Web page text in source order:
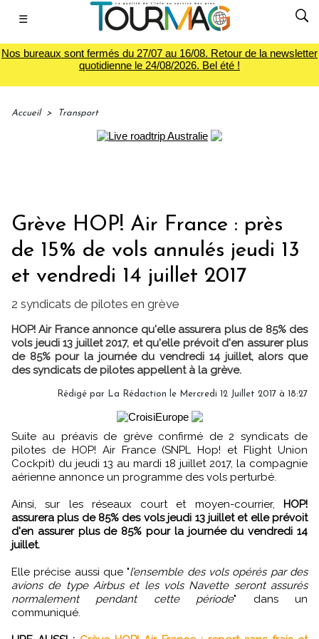
☰
Nos bureaux sont fermés du 27/07 au 16/08. Retour de la newsletter
quotidienne le 24/08/2026. Bel été !
Accueil > Transport
Grève HOP! Air France : près
de 15% de vols annulés jeudi 13
et vendredi 14 juillet 2017
2 syndicats de pilotes en grève
HOP! Air France annonce qu'elle assurera plus de 85% des
vols jeudi 13 juillet 2017, et qu'elle prévoit d'en assurer plus
de 85% pour la journée du vendredi 14 juillet, alors que
des syndicats de pilotes appellent à la grève.
Rédigé par La Rédaction le Mercredi 12 Juillet 2017 à 18:27
Suite au préavis de grève confirmé de 2 syndicats de
pilotes de HOP! Air France (SNPL Hop! et Flight Union
Cockpit) du jeudi 13 au mardi 18 juillet 2017, la compagnie
aérienne annonce un programme des vols perturbé.
Ainsi, sur les réseaux court et moyen-courrier, HOP!
assurera plus de 85% des vols jeudi 13 juillet et elle prévoit
d'en assurer plus de 85% pour la journée du vendredi 14
juillet.
Elle précise aussi que "l’ensemble des vols opérés par des
avions de type Airbus et les vols Navette seront assurés
normalement pendant cette période" dans un
communiqué.